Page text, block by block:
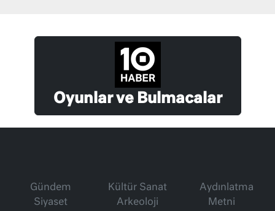
Oyunlar ve Bulmacalar
Gündem
Siyaset
Kültür Sanat
Arkeoloji
Aydınlatma
Metni